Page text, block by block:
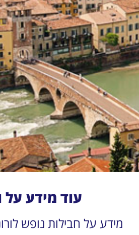
עוד מידע על
מידע על חבילות נופש